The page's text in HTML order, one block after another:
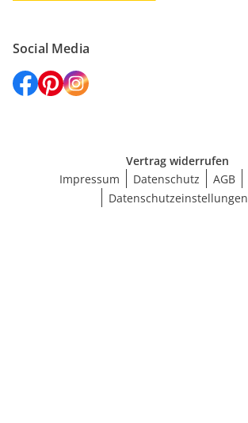
Social Media
Vertrag widerrufen
Impressum
Datenschutz AGB
Datenschutzeinstellungen